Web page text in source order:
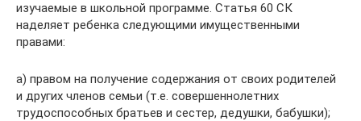
изучаемые в школьной программе. Статья 60 СК
наделяет ребенка следующими имущественными
правами:
а) правом на получение содержания от своих родителей
и других членов семьи (т.е. совершеннолетних
трудоспособных братьев и сестер, дедушки, бабушки);